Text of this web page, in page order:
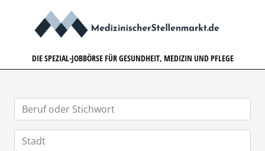
DIE SPEZIAL-JOBBÖRSE FÜR GESUNDHEIT, MEDIZIN UND PFLEGE